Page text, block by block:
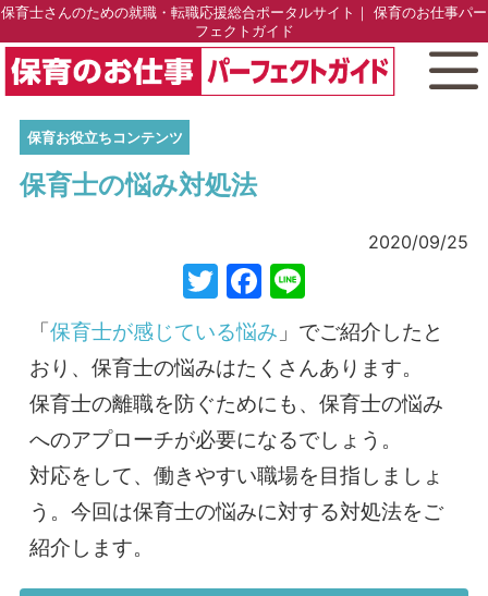
保育士さんのための就職・転職応援総合ポータルサイト｜ 保育のお仕事パー
フェクトガイド
保育お役立ちコンテンツ
保育士の悩み対処法
2020/09/25
TwitterFacebook
「保育士が感じている悩み 」でご紹介したと
おり、保育士の悩みはたくさんあります。
保育士の離職を防ぐためにも、保育士の悩み
へのアプローチが必要になるでしょう。
対応をして、働きやすい職場を目指しましょ
う。今回は保育士の悩みに対する対処法をご
紹介します。